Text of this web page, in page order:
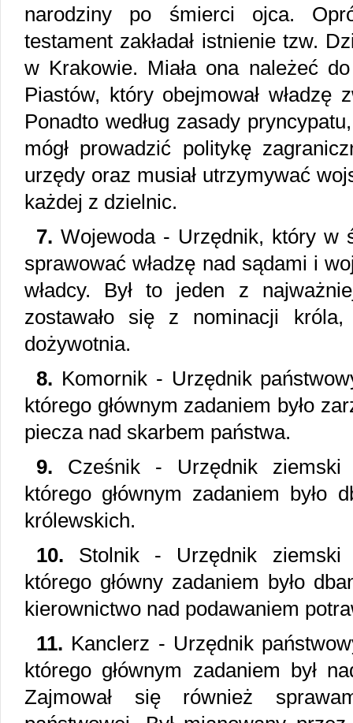
narodziny po śmierci ojca.
testament zakładał istnienie tzw.
w Krakowie. Miała ona należeć
Piastów, który obejmował władzę
Ponadto według zasady
mógł prowadzić politykę
urzędy oraz musiał utrzymywać
każdej z dzielnic.
7. Wojewoda - Urzędnik, który w
sprawować władzę nad sądami i
władcy. Był to jeden z
zostawało się z nominacji króla,
dożywotnia.
8. Komornik - Urzędnik
którego głównym zadaniem było
piecza nad skarbem państwa.
9. Cześnik - Urzędnik ziemski
którego głównym zadaniem było
królewskich.
10. Stolnik - Urzędnik ziemski
którego główny zadaniem było
kierownictwo nad podawaniem
11. Kanclerz - Urzędnik
którego głównym zadaniem był
Zajmował się również